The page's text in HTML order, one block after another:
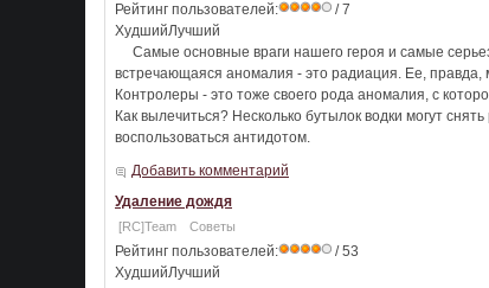
Рейтинг пользователей:
/ 7
ХудшийЛучший
Самые основные враги нашего героя и самые
встречающаяся аномалия - это радиация. Ее, правда,
Контролеры - это тоже своего рода аномалия, с
Как вылечиться? Несколько бутылок водки могут
воспользоваться антидотом.
Добавить комментарий
Удаление дождя
[RC]Team Советы
Рейтинг пользователей:
/ 53
ХудшийЛучший